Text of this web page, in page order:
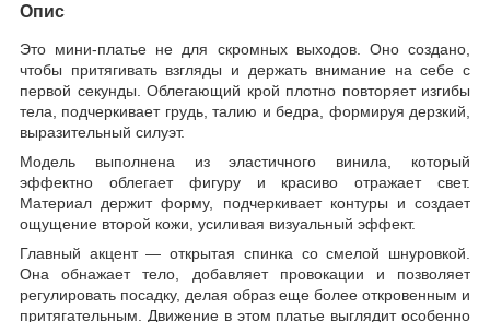
Опис
Это мини-платье не для скромных выходов. Оно создано,
чтобы притягивать взгляды и держать внимание на себе с
первой секунды. Облегающий крой плотно повторяет изгибы
тела, подчеркивает грудь, талию и бедра, формируя дерзкий,
выразительный силуэт.
Модель выполнена из эластичного винила, который
эффектно облегает фигуру и красиво отражает свет.
Материал держит форму, подчеркивает контуры и создает
ощущение второй кожи, усиливая визуальный эффект.
Главный акцент — открытая спинка со смелой шнуровкой.
Она обнажает тело, добавляет провокации и позволяет
регулировать посадку, делая образ еще более откровенным и
притягательным. Движение в этом платье выглядит особенно